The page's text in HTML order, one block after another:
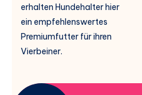
erhalten Hundehalter hier
ein empfehlenswertes
Premiumfutter für ihren
Vierbeiner.